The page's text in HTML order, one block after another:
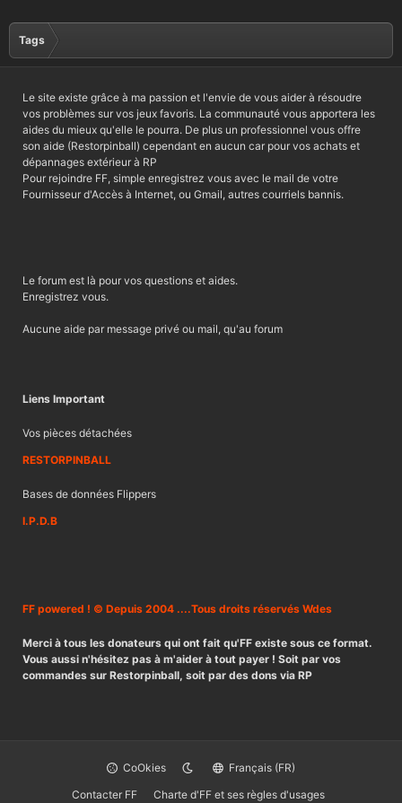
Tags
Le site existe grâce à ma passion et l'envie de vous aider à résoudre
vos problèmes sur vos jeux favoris. La communauté vous apportera les
aides du mieux qu'elle le pourra. De plus un professionnel vous offre
son aide (Restorpinball) cependant en aucun car pour vos achats et
dépannages extérieur à RP
Pour rejoindre FF, simple enregistrez vous avec le mail de votre
Fournisseur d'Accès à Internet, ou Gmail, autres courriels bannis.
Le forum est là pour vos questions et aides.
Enregistrez vous.
Aucune aide par message privé ou mail, qu'au forum
Liens Important
Vos pièces détachées
RESTORPINBALL
Bases de données Flippers
I.P.D.B
FF powered ! © Depuis 2004 ....Tous droits réservés Wdes
Merci à tous les donateurs qui ont fait qu'FF existe sous ce format.
Vous aussi n'hésitez pas à m'aider à tout payer ! Soit par vos
commandes sur Restorpinball, soit par des dons via RP
CoOkies
Français (FR)
Contacter FF
Charte d'FF et ses règles d'usages